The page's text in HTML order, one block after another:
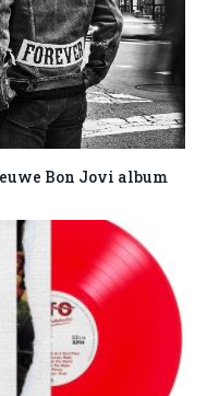
Bon Jovi album